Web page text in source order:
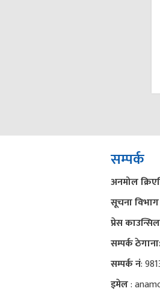
सम्पर्क
अनमोल
सूचना विभाग
प्रेस काउन्सिल
सम्पर्क
सम्पर्क नं:
इमेल: